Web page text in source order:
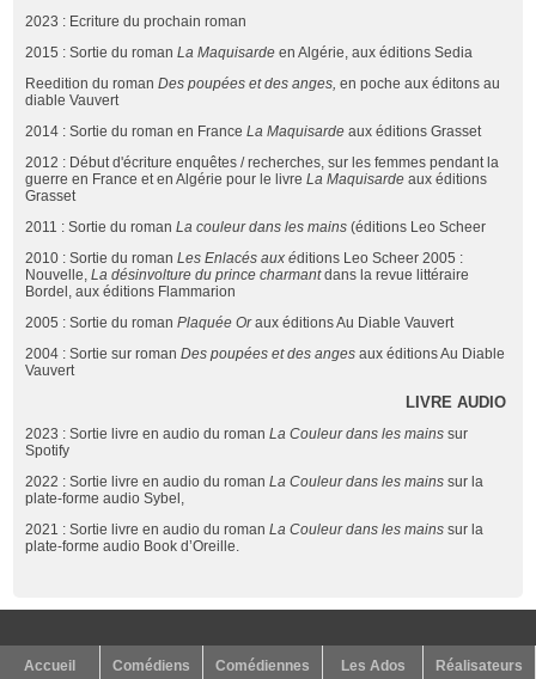
2023 : Ecriture du prochain roman
2015 : Sortie du romanLa Maquisardeen Algérie, aux éditions Sedia
Reedition du romanDes poupées et des anges,en poche aux éditons au
diable Vauvert
2014 : Sortie du roman en FranceLa Maquisardeaux éditions Grasset
2012 : Début d'écriture enquêtes / recherches, sur les femmes pendant la
guerre en France et en Algérie pour le livreLa Maquisardeaux éditions
Grasset
2011 : Sortie du romanLa couleur dans les mains(éditions Leo Scheer
2010 : Sortie du romanLes Enlacés aux éditions Leo Scheer 2005 :
Nouvelle,La désinvolture du prince charmantdans la revue littéraire
Bordel, aux éditions Flammarion
2005 : Sortie du romanPlaquée Oraux éditions Au Diable Vauvert
2004 : Sortie sur romanDes poupées et des angesaux éditions Au Diable
Vauvert
LIVRE AUDIO
2023 : Sortie livre en audio du romanLa Couleur dans les mainssur
Spotify
2022 : Sortie livre en audio du romanLa Couleur dans les mainssur la
plate-forme audio Sybel,
2021 : Sortie livre en audio du romanLa Couleur dans les mainssur la
plate-forme audio Book d’Oreille.
Accueil Comédiens Comédiennes Les Ados Réalisateurs